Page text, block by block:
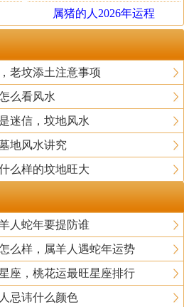
属猪的人2026年运程
老坟添土注意事项
么看风水
迷信，坟地风水
地风水讲究
么样的坟地旺大
人蛇年要提防谁
么样，属羊人遇蛇年运势
座，桃花运最旺星座排行
忌讳什么颜色